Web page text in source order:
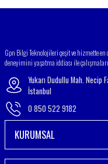
Gpn Bilgi Teknolojileri çeşit ve hizmette
deneyimini yaşatma iddiası ile
Yukarı Dudullu Mah. Necip
İstanbul
0 850 522 9182
KURUMSAL